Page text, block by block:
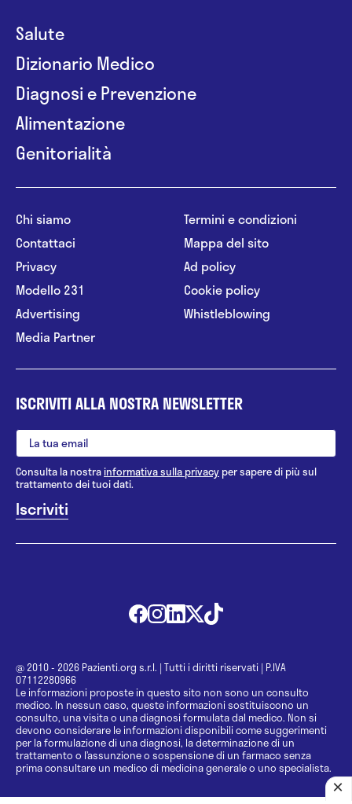
Salute
Dizionario Medico
Diagnosi e Prevenzione
Alimentazione
Genitorialità
Chi siamo
Contattaci
Privacy
Modello 231
Advertising
Media Partner
Termini e condizioni
Mappa del sito
Ad policy
Cookie policy
Whistleblowing
ISCRIVITI ALLA NOSTRA NEWSLETTER
Consulta la nostrainformativa sulla privacy per sapere di più sul
trattamento dei tuoi dati.
@ 2010 - 2026 Pazienti.org s.r.l. | Tutti i diritti riservati | P.IVA
07112280966
Le informazioni proposte in questo sito non sono un consulto
medico. In nessun caso, queste informazioni sostituiscono un
consulto, una visita o una diagnosi formulata dal medico. Non si
devono considerare le informazioni disponibili come suggerimenti
per la formulazione di una diagnosi, la determinazione di un
trattamento o l’assunzione o sospensione di un farmaco senza
prima consultare un medico di medicina generale o uno specialista.